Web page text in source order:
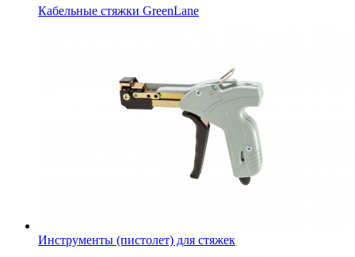
Кабельные стяжки GreenLane
Инструменты (пистолет) для стяжек